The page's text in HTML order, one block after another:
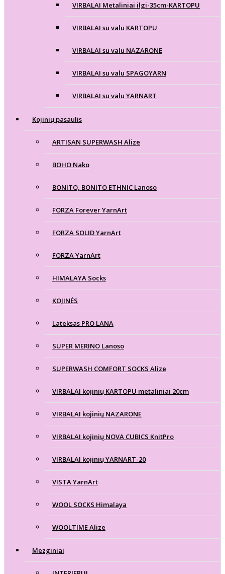
VIRBALAI Metaliniai ilgi-35cm-KARTOPU
VIRBALAI su valu KARTOPU
VIRBALAI su valu NAZARONE
VIRBALAI su valu SPAGOYARN
VIRBALAI su valu YARNART
Kojinių pasaulis
ARTISAN SUPERWASH Alize
BOHO Nako
BONITO, BONITO ETHNIC Lanoso
FORZA Forever YarnArt
FORZA SOLID YarnArt
FORZA YarnArt
HIMALAYA Socks
KOJINĖS
Lateksas PRO LANA
SUPER MERINO Lanoso
SUPERWASH COMFORT SOCKS Alize
VIRBALAI kojinių KARTOPU metaliniai 20cm
VIRBALAI kojinių NAZARONE
VIRBALAI kojinių NOVA CUBICS KnitPro
VIRBALAI kojinių YARNART-20
VISTA YarnArt
WOOL SOCKS Himalaya
WOOLTIME Alize
Mezginiai